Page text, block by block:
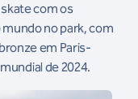
skate com os
mundo no park, com
em Paris-
de 2024.